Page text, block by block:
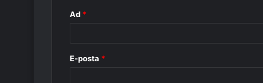
Ad *
E-posta *